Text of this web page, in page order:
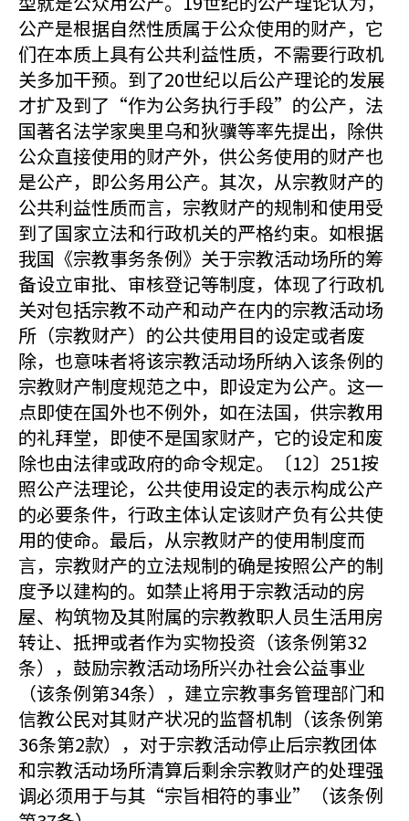
公产是根据自然性质属于公众使用的财产，它
们在本质上具有公共利益性质，不需要行政机
关多加干预。到了20世纪以后公产理论的发展
才扩及到了“作为公务执行手段”的公产，法
国著名法学家奥里乌和狄骥等率先提出，除供
公众直接使用的财产外，供公务使用的财产也
是公产，即公务用公产。其次，从宗教财产的
公共利益性质而言，宗教财产的规制和使用受
到了国家立法和行政机关的严格约束。如根据
我国《宗教事务条例》关于宗教活动场所的筹
备设立审批、审核登记等制度，体现了行政机
关对包括宗教不动产和动产在内的宗教活动场
所（宗教财产）的公共使用目的设定或者废
除，也意味者将该宗教活动场所纳入该条例的
宗教财产制度规范之中，即设定为公产。这一
点即使在国外也不例外，如在法国，供宗教用
的礼拜堂，即使不是国家财产，它的设定和废
除也由法律或政府的命令规定。〔12〕251按
照公产法理论，公共使用设定的表示构成公产
的必要条件，行政主体认定该财产负有公共使
用的使命。最后，从宗教财产的使用制度而
言，宗教财产的立法规制的确是按照公产的制
度予以建构的。如禁止将用于宗教活动的房
屋、构筑物及其附属的宗教教职人员生活用房
转让、抵押或者作为实物投资（该条例第32
条），鼓励宗教活动场所兴办社会公益事业
（该条例第34条），建立宗教事务管理部门和
信教公民对其财产状况的监督机制（该条例第
36条第2款），对于宗教活动停止后宗教团体
和宗教活动场所清算后剩余宗教财产的处理强
调必须用于与其“宗旨相符的事业”（该条例